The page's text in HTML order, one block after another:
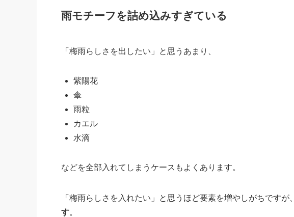
雨モチーフを詰め込みすぎている
「梅雨らしさを出したい」と思うあまり、
紫陽花
傘
雨粒
カエル
水滴
などを全部入れてしまうケースもよくあります。
「梅雨らしさを入れたい」と思うほど要素を増やしがちですが、
す。